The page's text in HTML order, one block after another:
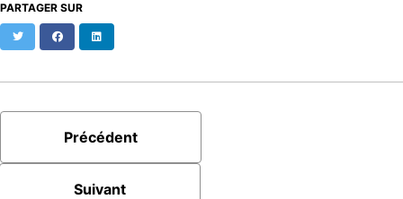
PARTAGER SUR
Twitter Facebook
Précédent
Suivant